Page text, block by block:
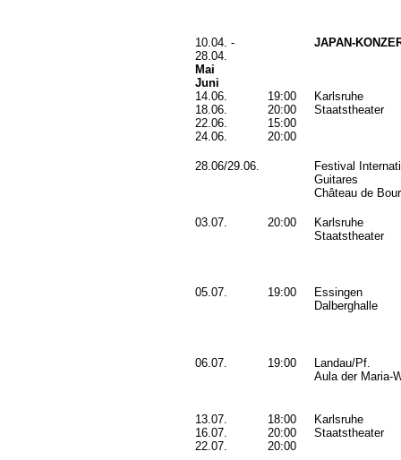
10.04. -
28.04.
JAPAN-
Mai
Juni
14.06.
18.06.
22.06.
24.06.
19:00
20:00
15:00
20:00
Karlsruhe
Staatstheater
28.06/29.06.
Festival
Guitares
Château de
03.07. 20:00
Karlsruhe
Staatstheater
05.07. 19:00
Essingen
Dalberghalle
06.07. 19:00
Landau/Pf.
Aula der Maria-
13.07.
16.07.
22.07.
18:00
20:00
20:00
Karlsruhe
Staatstheater